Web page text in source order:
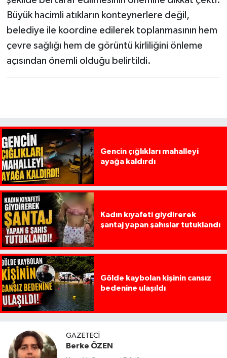
Büyük hacimli atıkların konteynerlere değil,
belediye ile koordine edilerek toplanmasının hem
çevre sağlığı hem de görüntü kirliliğini önleme
açısından önemli olduğu belirtildi.
Gencin çığlıkları mahalleyi
ayağa kaldırdı
Kadın kıyafeti giydirerek
şantaj yapan şahıslar tutuklandı
Gölde kaybolan kişinin cansız
bedenine ulaşıldı
GAZETECI
Berke ÖZEN